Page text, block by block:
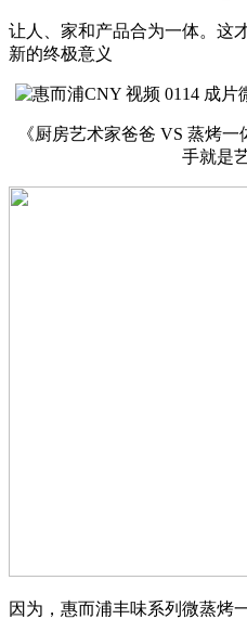
让人、家和产品合为一体。这
新的终极意义
《厨房艺术家爸爸 VS 蒸烤
手就是
因为，惠而浦丰味系列微蒸烤